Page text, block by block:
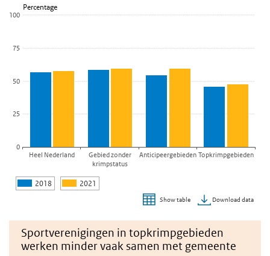
The chart has 1 X axis displaying categories.
Percentage
2018 2021
0
25
50
75
100
Heel Nederland
Gebied zonder
krimpstatus
AnticipeergebiedenTopkrimpgebieden
Show table Download data
Sportverenigingen in topkrimpgebieden
werken minder vaak samen met gemeente